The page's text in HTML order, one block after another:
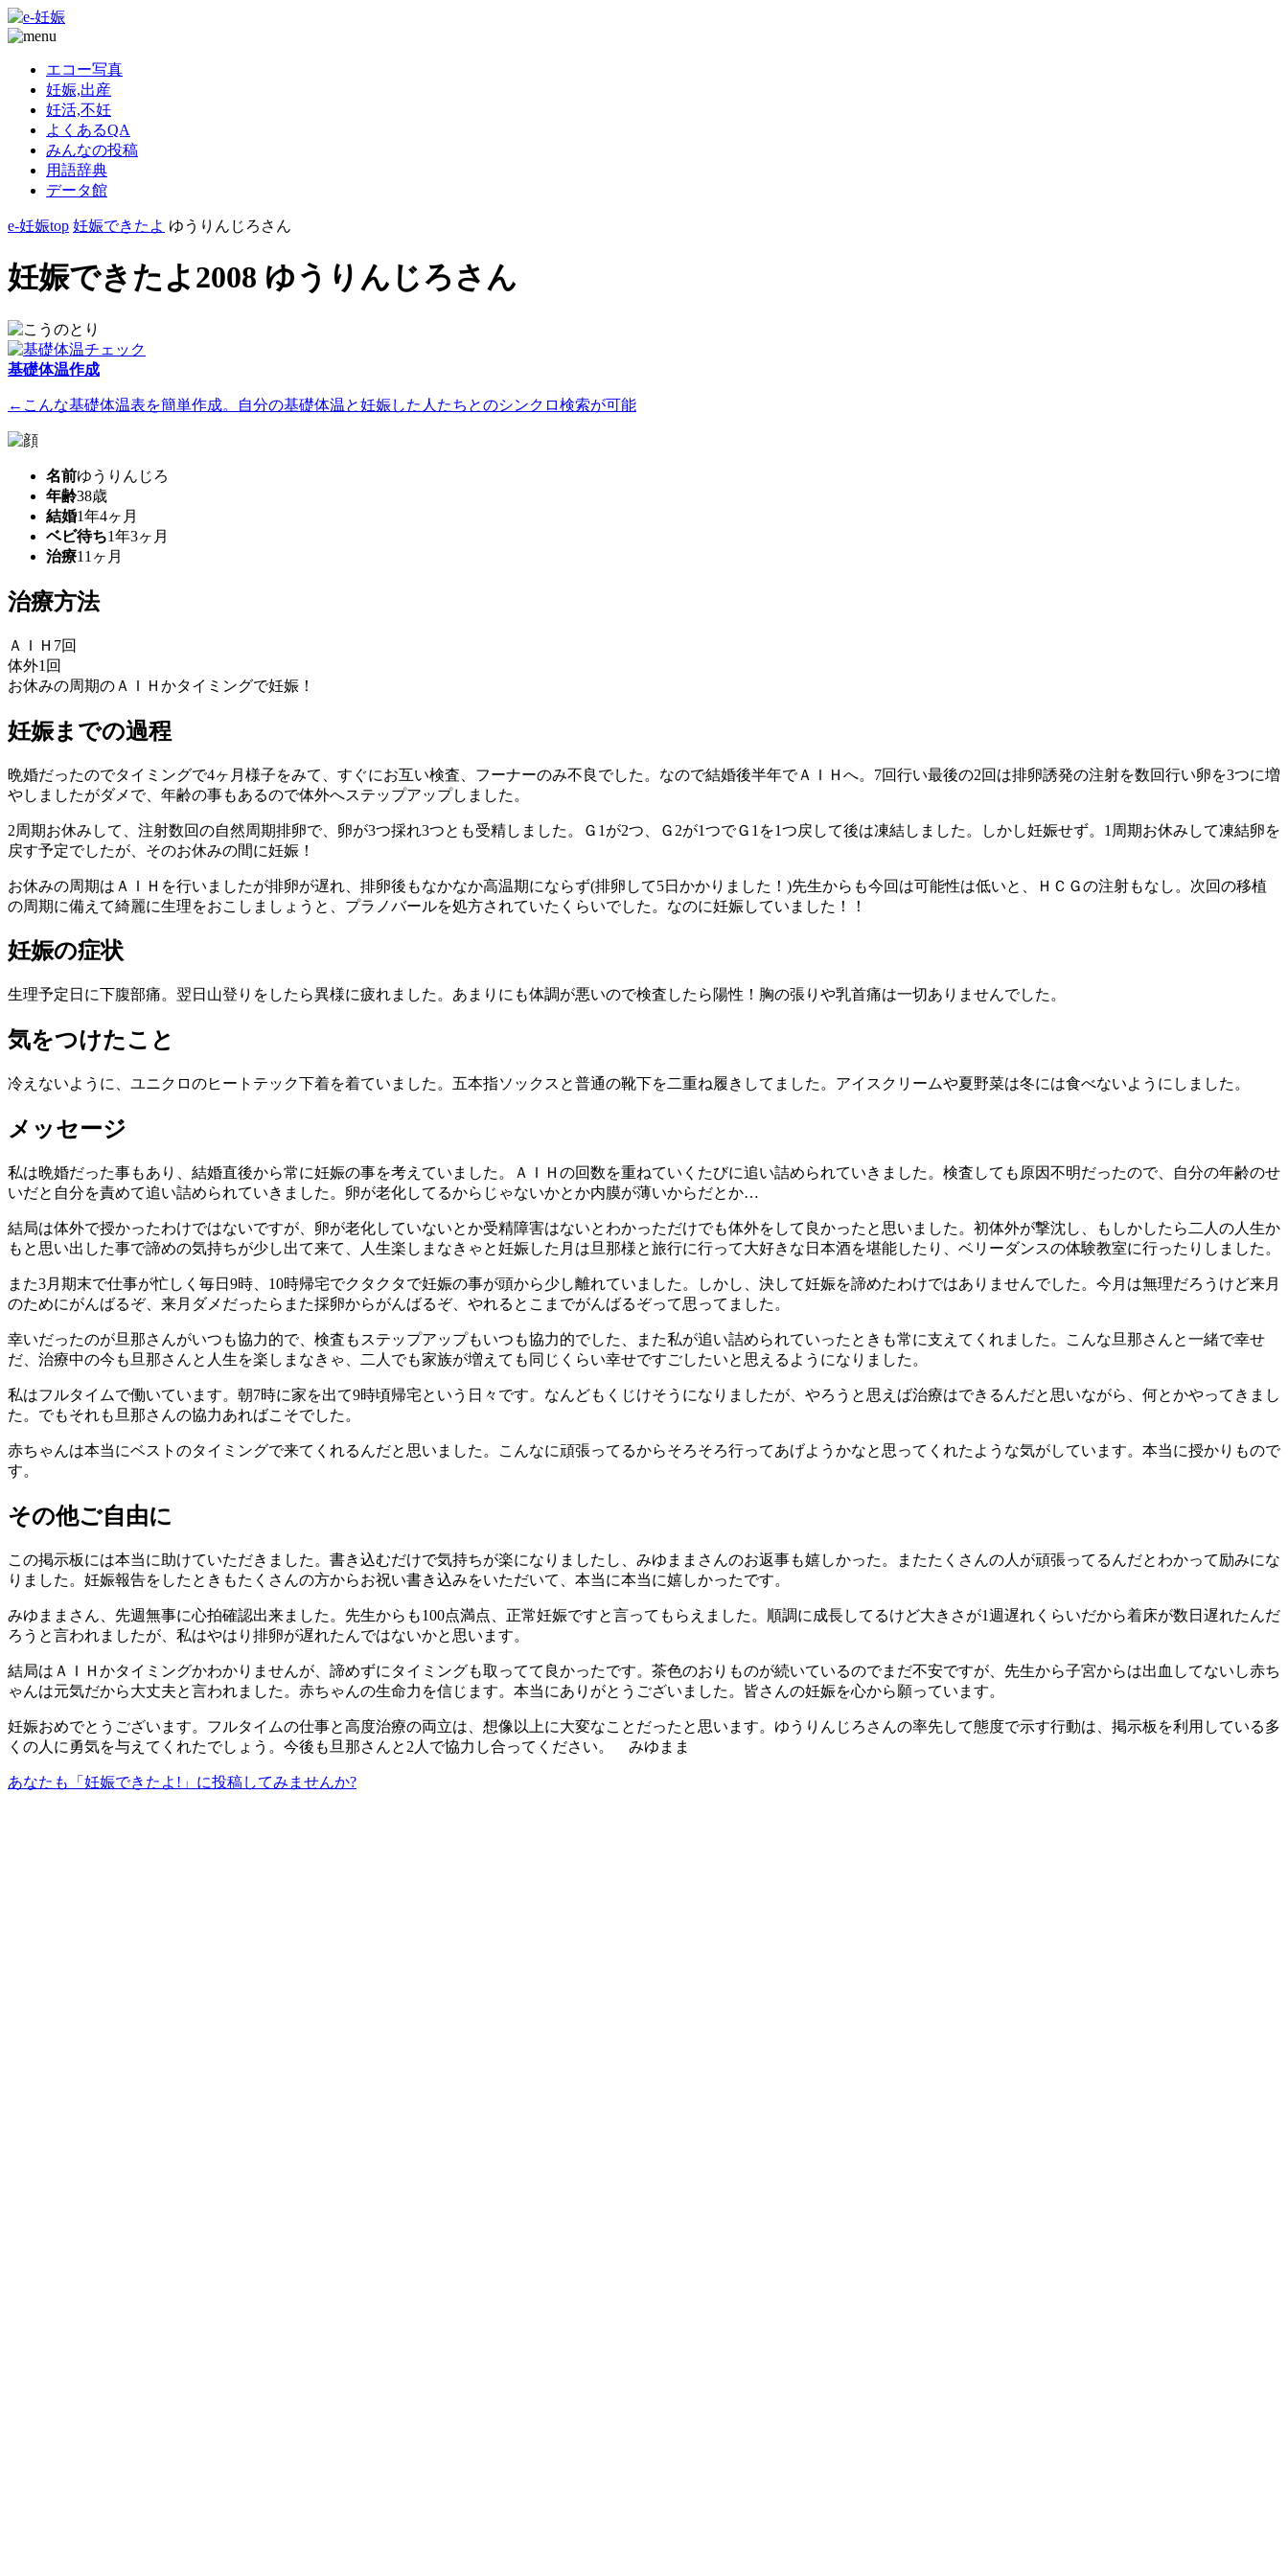
エコー写真
妊娠,出産
妊活,不妊
よくあるQA
みんなの投稿
用語辞典
データ館
e-妊娠top 妊娠できたよ ゆうりんじろさん
妊娠できたよ2008 ゆうりんじろさん
基礎体温作成
←こんな基礎体温表を簡単作成。自分の基礎体温と妊娠した人たちとのシンクロ検索が可能
名前ゆうりんじろ
年齢38歳
結婚1年4ヶ月
ベビ待ち1年3ヶ月
治療11ヶ月
治療方法
ＡＩＨ7回
体外1回
お休みの周期のＡＩＨかタイミングで妊娠！
妊娠までの過程
晩婚だったのでタイミングで4ヶ月様子をみて、すぐにお互い検査、フーナーのみ不良でした。なので結婚後半年でＡＩＨへ。7回行い最後の2回は排卵誘発の注射を数回行い卵を3つに増
やしましたがダメで、年齢の事もあるので体外へステップアップしました。
2周期お休みして、注射数回の自然周期排卵で、卵が3つ採れ3つとも受精しました。Ｇ1が2つ、Ｇ2が1つでＧ1を1つ戻して後は凍結しました。しかし妊娠せず。1周期お休みして凍結卵を
戻す予定でしたが、そのお休みの間に妊娠！
お休みの周期はＡＩＨを行いましたが排卵が遅れ、排卵後もなかなか高温期にならず(排卵して5日かかりました！)先生からも今回は可能性は低いと、ＨＣＧの注射もなし。次回の移植
の周期に備えて綺麗に生理をおこしましょうと、プラノバールを処方されていたくらいでした。なのに妊娠していました！！
妊娠の症状
生理予定日に下腹部痛。翌日山登りをしたら異様に疲れました。あまりにも体調が悪いので検査したら陽性！胸の張りや乳首痛は一切ありませんでした。
気をつけたこと
冷えないように、ユニクロのヒートテック下着を着ていました。五本指ソックスと普通の靴下を二重ね履きしてました。アイスクリームや夏野菜は冬には食べないようにしました。
メッセージ
私は晩婚だった事もあり、結婚直後から常に妊娠の事を考えていました。ＡＩＨの回数を重ねていくたびに追い詰められていきました。検査しても原因不明だったので、自分の年齢のせ
いだと自分を責めて追い詰められていきました。卵が老化してるからじゃないかとか内膜が薄いからだとか…
結局は体外で授かったわけではないですが、卵が老化していないとか受精障害はないとわかっただけでも体外をして良かったと思いました。初体外が撃沈し、もしかしたら二人の人生か
もと思い出した事で諦めの気持ちが少し出て来て、人生楽しまなきゃと妊娠した月は旦那様と旅行に行って大好きな日本酒を堪能したり、ベリーダンスの体験教室に行ったりしました。
また3月期末で仕事が忙しく毎日9時、10時帰宅でクタクタで妊娠の事が頭から少し離れていました。しかし、決して妊娠を諦めたわけではありませんでした。今月は無理だろうけど来月
のためにがんばるぞ、来月ダメだったらまた採卵からがんばるぞ、やれるとこまでがんばるぞって思ってました。
幸いだったのが旦那さんがいつも協力的で、検査もステップアップもいつも協力的でした、また私が追い詰められていったときも常に支えてくれました。こんな旦那さんと一緒で幸せ
だ、治療中の今も旦那さんと人生を楽しまなきゃ、二人でも家族が増えても同じくらい幸せですごしたいと思えるようになりました。
私はフルタイムで働いています。朝7時に家を出て9時頃帰宅という日々です。なんどもくじけそうになりましたが、やろうと思えば治療はできるんだと思いながら、何とかやってきまし
た。でもそれも旦那さんの協力あればこそでした。
赤ちゃんは本当にベストのタイミングで来てくれるんだと思いました。こんなに頑張ってるからそろそろ行ってあげようかなと思ってくれたような気がしています。本当に授かりもので
す。
その他ご自由に
この掲示板には本当に助けていただきました。書き込むだけで気持ちが楽になりましたし、みゆままさんのお返事も嬉しかった。またたくさんの人が頑張ってるんだとわかって励みにな
りました。妊娠報告をしたときもたくさんの方からお祝い書き込みをいただいて、本当に本当に嬉しかったです。
みゆままさん、先週無事に心拍確認出来ました。先生からも100点満点、正常妊娠ですと言ってもらえました。順調に成長してるけど大きさが1週遅れくらいだから着床が数日遅れたんだ
ろうと言われましたが、私はやはり排卵が遅れたんではないかと思います。
結局はＡＩＨかタイミングかわかりませんが、諦めずにタイミングも取ってて良かったです。茶色のおりものが続いているのでまだ不安ですが、先生から子宮からは出血してないし赤ち
ゃんは元気だから大丈夫と言われました。赤ちゃんの生命力を信じます。本当にありがとうございました。皆さんの妊娠を心から願っています。
妊娠おめでとうございます。フルタイムの仕事と高度治療の両立は、想像以上に大変なことだったと思います。ゆうりんじろさんの率先して態度で示す行動は、掲示板を利用している多
くの人に勇気を与えてくれたでしょう。今後も旦那さんと2人で協力し合ってください。 みゆまま
あなたも「妊娠できたよ!」に投稿してみませんか?